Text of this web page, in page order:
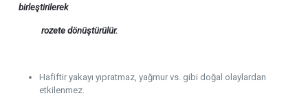
birleştirilerek
rozetedönüştürülür.
Hafiftir yakayı yıpratmaz, yağmur vs. gibi doğal olaylardan
etkilenmez.